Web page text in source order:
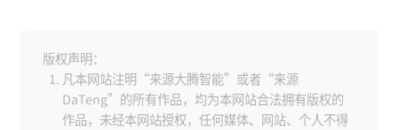
版权声明：
凡本网站注明“来源大腾智能”或者“来源
DaTeng”的所有作品，均为本网站合法拥有版权的
作品，未经本网站授权，任何媒体、网站、个人不得